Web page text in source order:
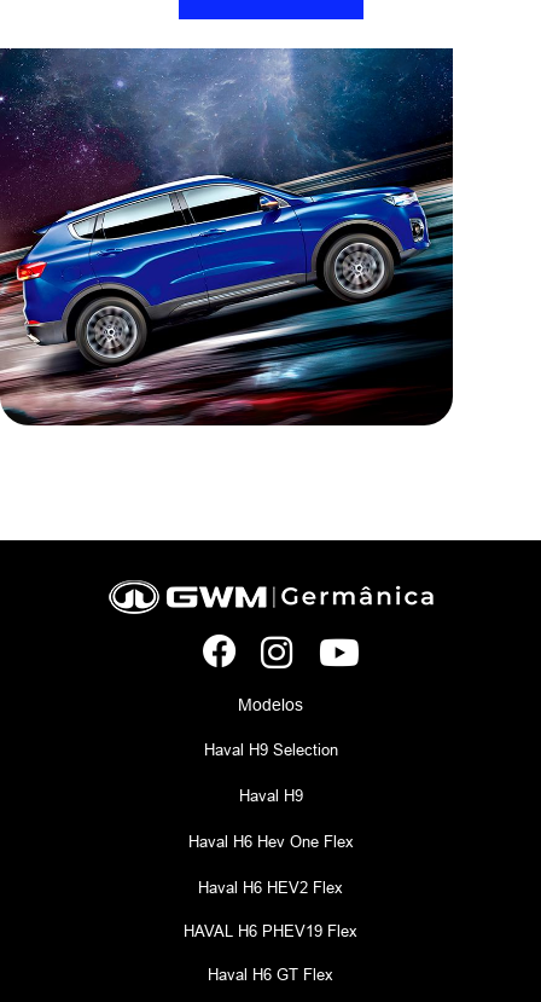
Modelos
Haval H9 Selection
Haval H9
Haval H6 Hev One Flex
Haval H6 HEV2 Flex
HAVAL H6 PHEV19 Flex
Haval H6 GT Flex